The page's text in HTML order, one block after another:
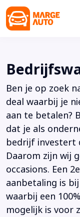
Ben je op zoek
deal waarbij je
aan te betalen?
dat je als
bedrijf investert
Daarom zijn wij
occasions. Een
aanbetaling is
waarbij een
mogelijk is voor